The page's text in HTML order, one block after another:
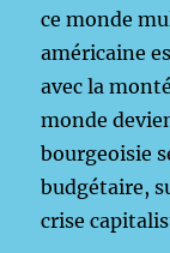
ce monde
américaine
avec la
monde
bourgeoisie
budgétaire,
crise